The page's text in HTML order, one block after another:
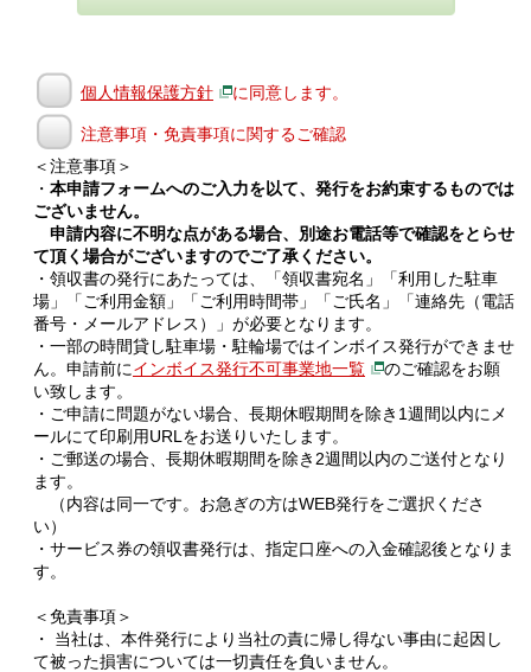
個人情報保護方針 に同意します。
注意事項・免責事項に関するご確認
＜注意事項＞
・ 本申請フォームへのご入力を以て、発行をお約束するものでは
ございません。
申請内容に不明な点がある場合、別途お電話等で確認をとらせ
て頂く場合がございますのでご了承ください。
・領収書の発行にあたっては、「領収書宛名」「利用した駐車
場」「ご利用金額」「ご利用時間帯」「ご氏名」「連絡先（電話
番号・メールアドレス）」が必要となります。
・一部の時間貸し駐車場・駐輪場ではインボイス発行ができませ
ん。申請前にインボイス発行不可事業地一覧
のご確認をお願
い致します。
・ご申請に問題がない場合、長期休暇期間を除き1週間以内にメ
ールにて印刷用URLをお送りいたします。
・ご郵送の場合、長期休暇期間を除き2週間以内のご送付となり
ます。
（内容は同一です。お急ぎの方はWEB発行をご選択くださ
い）
・サービス券の領収書発行は、指定口座への入金確認後となりま
す。
＜免責事項＞
・ 当社は、本件発行により当社の責に帰し得ない事由に起因し
て被った損害については一切責任を負いません。